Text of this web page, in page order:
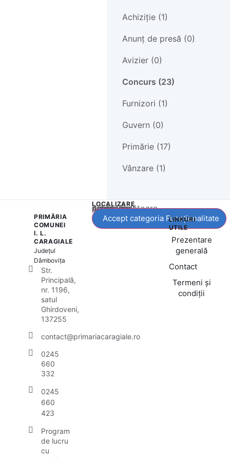
Achiziție (1)
Anunț de presă (0)
Avizier (0)
Concurs (23)
Furnizori (1)
Guvern (0)
Primărie (17)
Vânzare (1)
PRIMĂRIA
COMUNEI
I. L.
CARAGIALE
Județul
Dâmbovița
Str.
Principală,
nr. 1196,
satul
Ghirdoveni,
137255
contact@primariacaragiale.ro
0245
660
332
0245
660
423
Program
de lucru
cu
LOCALIZARE
Acest conținut este blocat până când acceptați categoria corespunzătoare de cookie-uri.
Accept categoria Funcționalitate
LINKURI
UTILE
Prezentare
generală
Contact
Termeni și
condiții